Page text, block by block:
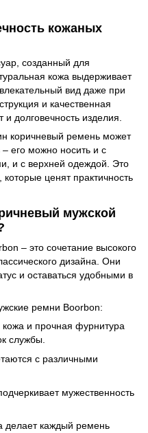
кожаных
созданный для
кожа выдерживает
вид даже при
и качественная
долговечность изделия.
коричневый ремень может
– его можно носить и с
и с верхней одеждой. Это
ценят практичность
мужской
– это сочетание высокого
дизайна. Они
и оставаться удобными в
ремни Boorbon:
кожа и прочная фурнитура
службы.
с различными
мужественность
делает каждый ремень